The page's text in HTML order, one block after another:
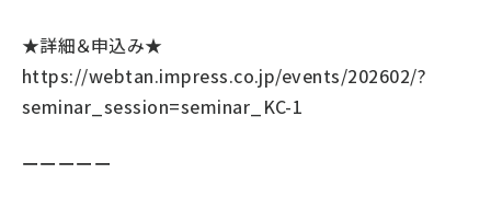
★詳細＆申込み★
https://webtan.impress.co.jp/events/202602/?
seminar_session=seminar_KC-1
ーーーーー